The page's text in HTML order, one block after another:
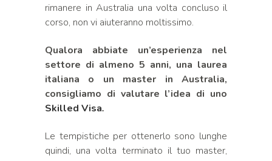
rimanere in Australia una volta concluso il
corso, non vi aiuteranno moltissimo.
Qualora abbiate un’esperienza nel
settore di almeno 5 anni, una laurea
italiana o un master in Australia,
consigliamo di valutare l’idea di uno
Skilled Visa.
Le tempistiche per ottenerlo sono lunghe
quindi, una volta terminato il tuo master,